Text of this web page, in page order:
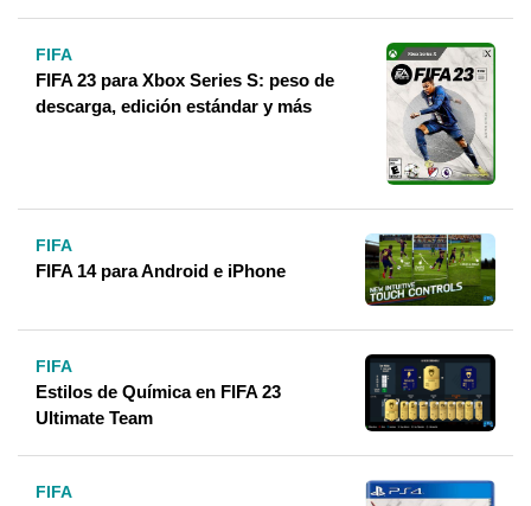
FIFA
FIFA 23 para Xbox Series S: peso de
descarga, edición estándar y más
FIFA
FIFA 14 para Android e iPhone
FIFA
Estilos de Química en FIFA 23
Ultimate Team
FIFA